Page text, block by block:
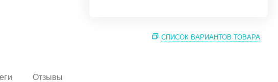
СПИСОК ВАРИАНТОВ ТОВАРА
Отзывы